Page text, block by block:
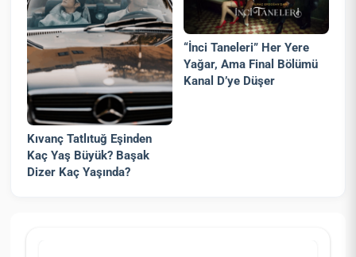
Kıvanç Tatlıtuğ Eşinden
Kaç Yaş Büyük? Başak
Dizer Kaç Yaşında?
“İnci Taneleri” Her Yere
Yağar, Ama Final Bölümü
Kanal D’ye Düşer